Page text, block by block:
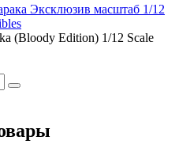
Эксклюзив масштаб 1/12
(Bloody Edition) 1/12 Scale